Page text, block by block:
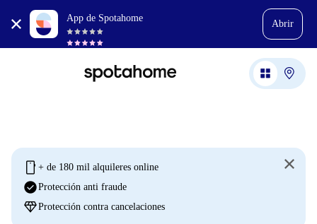
App de Spotahome
Abrir
mobile + de 180 mil alquileres online
check_circleProtección anti fraude
diamondProtección contra cancelaciones